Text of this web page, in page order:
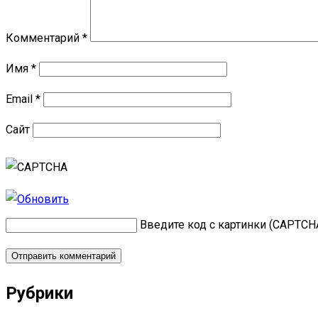
Комментарий *
Имя *
Email *
Сайт
Введите код с картинки
Рубрики